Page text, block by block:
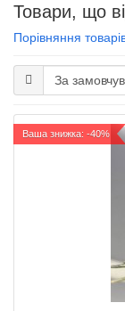
Товари, що
Порівняння
Ваша знижка: -40%